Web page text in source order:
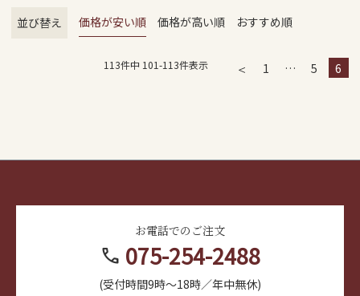
並び替え 価格が安い順 価格が高い順 おすすめ順
113件中 101-113件表示 1 … 5 6
お電話でのご注文
call 075-254-2488
(受付時間9時～18時／年中無休)